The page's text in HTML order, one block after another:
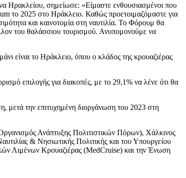
Ηρακλείου, σημείωσε: «Είμαστε ενθουσιασμένοι που
το 2025 στο Ηράκλειο. Καθώς προετοιμαζόμαστε για
και καινοτομία στη ναυτιλία. Το Φόρουμ θα
του θαλάσσιου τουρισμού. Ανυπομονούμε να
είναι το Ηράκλειο, όπου ο κλάδος της κρουαζιέρας
επιλογής για διακοπές, με το 29,1% να λένε ότι θα
μετά την επιτυχημένη διοργάνωση του 2023 στη
Ανάπτυξης Πολιτιστικών Πόρων), Χάλκινος
& Νησιωτικής Πολιτικής και του Υπουργείου
Λιμένων Κρουαζιέρας (MedCruise) και την Ένωση